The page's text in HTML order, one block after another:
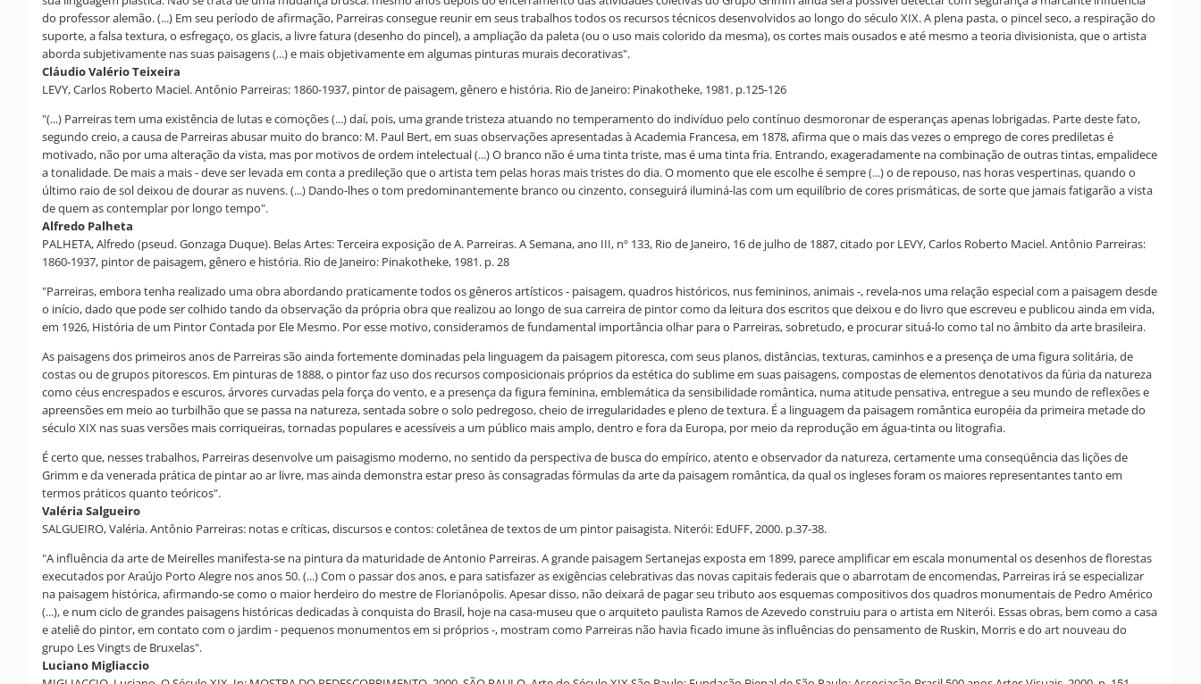
do professor alemão. (...) Em seu período de afirmação, Parreiras consegue reunir em seus trabalhos todos os recursos técnicos desenvolvidos ao longo do século XIX. A plena pasta, o pincel seco, a respiração do
suporte, a falsa textura, o esfregaço, os glacis, a livre fatura (desenho do pincel), a ampliação da paleta (ou o uso mais colorido da mesma), os cortes mais ousados e até mesmo a teoria divisionista, que o artista
aborda subjetivamente nas suas paisagens (...) e mais objetivamente em algumas pinturas murais decorativas".
Cláudio Valério Teixeira
LEVY, Carlos Roberto Maciel. Antônio Parreiras: 1860-1937, pintor de paisagem, gênero e história. Rio de Janeiro: Pinakotheke, 1981. p.125-126
"(...) Parreiras tem uma existência de lutas e comoções (...) daí, pois, uma grande tristeza atuando no temperamento do indivíduo pelo contínuo desmoronar de esperanças apenas lobrigadas. Parte deste fato,
segundo creio, a causa de Parreiras abusar muito do branco: M. Paul Bert, em suas observações apresentadas à Academia Francesa, em 1878, afirma que o mais das vezes o emprego de cores prediletas é
motivado, não por uma alteração da vista, mas por motivos de ordem intelectual (...) O branco não é uma tinta triste, mas é uma tinta fria. Entrando, exageradamente na combinação de outras tintas, empalidece
a tonalidade. De mais a mais - deve ser levada em conta a predileção que o artista tem pelas horas mais tristes do dia. O momento que ele escolhe é sempre (...) o de repouso, nas horas vespertinas, quando o
último raio de sol deixou de dourar as nuvens. (...) Dando-lhes o tom predominantemente branco ou cinzento, conseguirá iluminá-las com um equilíbrio de cores prismáticas, de sorte que jamais fatigarão a vista
de quem as contemplar por longo tempo".
Alfredo Palheta
PALHETA, Alfredo (pseud. Gonzaga Duque). Belas Artes: Terceira exposição de A. Parreiras. A Semana, ano III, nº 133, Rio de Janeiro, 16 de julho de 1887, citado por LEVY, Carlos Roberto Maciel. Antônio Parreiras:
1860-1937, pintor de paisagem, gênero e história. Rio de Janeiro: Pinakotheke, 1981. p. 28
"Parreiras, embora tenha realizado uma obra abordando praticamente todos os gêneros artísticos - paisagem, quadros históricos, nus femininos, animais -, revela-nos uma relação especial com a paisagem desde
o início, dado que pode ser colhido tando da observação da própria obra que realizou ao longo de sua carreira de pintor como da leitura dos escritos que deixou e do livro que escreveu e publicou ainda em vida,
em 1926, História de um Pintor Contada por Ele Mesmo. Por esse motivo, consideramos de fundamental importância olhar para o Parreiras, sobretudo, e procurar situá-lo como tal no âmbito da arte brasileira.
As paisagens dos primeiros anos de Parreiras são ainda fortemente dominadas pela linguagem da paisagem pitoresca, com seus planos, distâncias, texturas, caminhos e a presença de uma figura solitária, de
costas ou de grupos pitorescos. Em pinturas de 1888, o pintor faz uso dos recursos composicionais próprios da estética do sublime em suas paisagens, compostas de elementos denotativos da fúria da natureza
como céus encrespados e escuros, árvores curvadas pela força do vento, e a presença da figura feminina, emblemática da sensibilidade romântica, numa atitude pensativa, entregue a seu mundo de reflexões e
apreensões em meio ao turbilhão que se passa na natureza, sentada sobre o solo pedregoso, cheio de irregularidades e pleno de textura. É a linguagem da paisagem romântica européia da primeira metade do
século XIX nas suas versões mais corriqueiras, tornadas populares e acessíveis a um público mais amplo, dentro e fora da Europa, por meio da reprodução em água-tinta ou litografia.
É certo que, nesses trabalhos, Parreiras desenvolve um paisagismo moderno, no sentido da perspectiva de busca do empírico, atento e observador da natureza, certamente uma conseqüência das lições de
Grimm e da venerada prática de pintar ao ar livre, mas ainda demonstra estar preso às consagradas fórmulas da arte da paisagem romântica, da qual os ingleses foram os maiores representantes tanto em
termos práticos quanto teóricos".
Valéria Salgueiro
SALGUEIRO, Valéria. Antônio Parreiras: notas e críticas, discursos e contos: coletânea de textos de um pintor paisagista. Niterói: EdUFF, 2000. p.37-38.
"A influência da arte de Meirelles manifesta-se na pintura da maturidade de Antonio Parreiras. A grande paisagem Sertanejas exposta em 1899, parece amplificar em escala monumental os desenhos de florestas
executados por Araújo Porto Alegre nos anos 50. (...) Com o passar dos anos, e para satisfazer as exigências celebrativas das novas capitais federais que o abarrotam de encomendas, Parreiras irá se especializar
na paisagem histórica, afirmando-se como o maior herdeiro do mestre de Florianópolis. Apesar disso, não deixará de pagar seu tributo aos esquemas compositivos dos quadros monumentais de Pedro Américo
(...), e num ciclo de grandes paisagens históricas dedicadas à conquista do Brasil, hoje na casa-museu que o arquiteto paulista Ramos de Azevedo construiu para o artista em Niterói. Essas obras, bem como a casa
e ateliê do pintor, em contato com o jardim - pequenos monumentos em si próprios -, mostram como Parreiras não havia ficado imune às influências do pensamento de Ruskin, Morris e do art nouveau do
grupo Les Vingts de Bruxelas".
Luciano Migliaccio